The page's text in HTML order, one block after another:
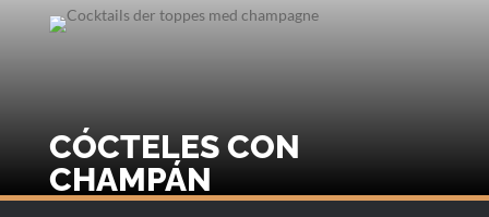
CÓCTELES CON
CHAMPÁN